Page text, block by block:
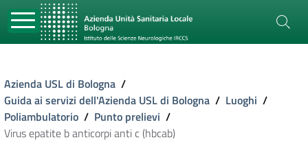
Azienda USL di Bologna /
Guida ai servizi dell'Azienda USL di Bologna / Luoghi /
Poliambulatorio / Punto prelievi /
Virus epatite b anticorpi anti c (hbcab)